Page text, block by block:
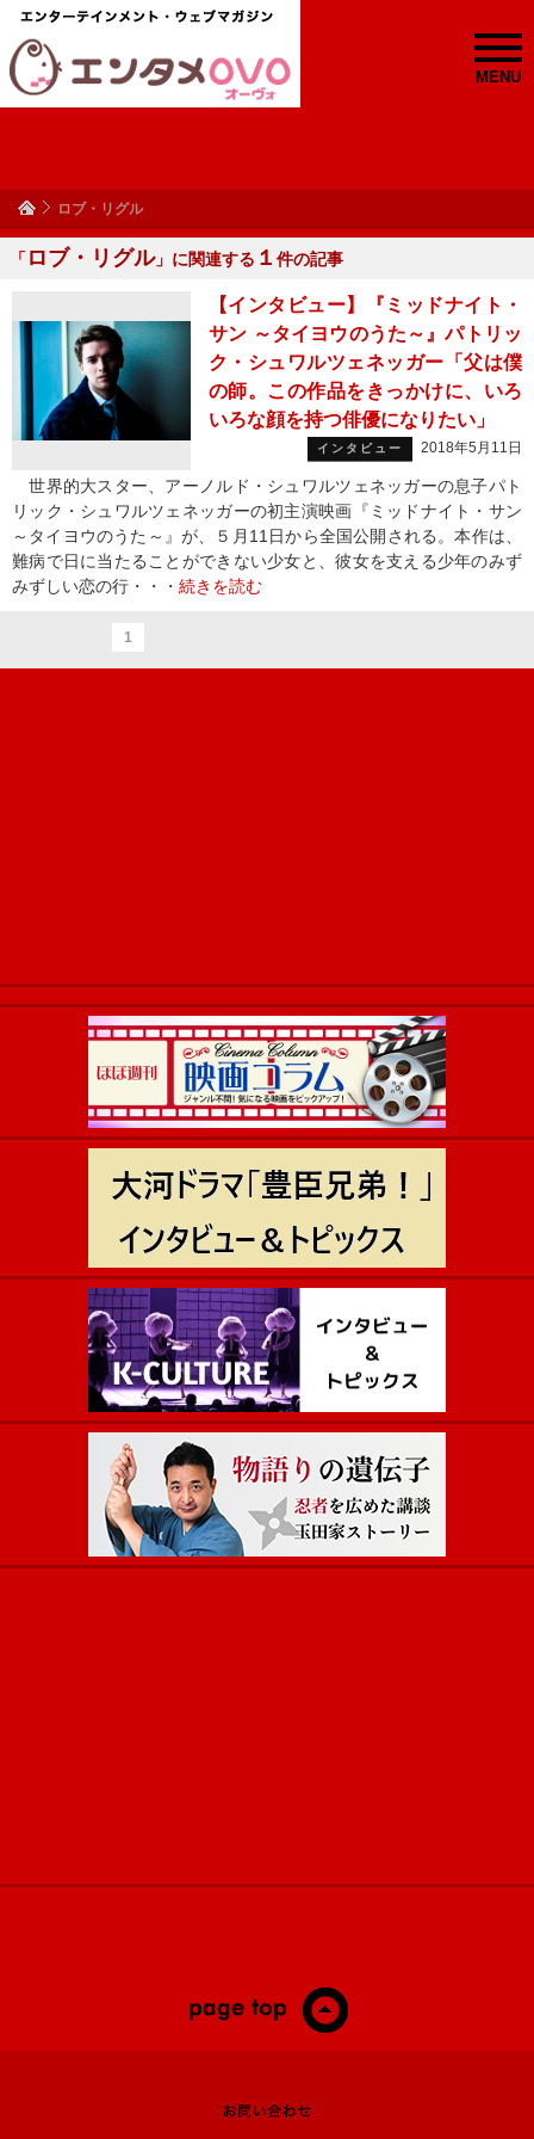
MENU
ロブ・リグル
「 ロブ・リグル」に関連する １ 件の記事
【インタビュー】『ミッドナイト・
サン ～タイヨウのうた～』パトリッ
ク・シュワルツェネッガー「父は僕
の師。この作品をきっかけに、いろ
いろな顔を持つ俳優になりたい」
インタビュー 2018年5月11日
世界的大スター、アーノルド・シュワルツェネッガーの息子パト
リック・シュワルツェネッガーの初主演映画『ミッドナイト・サン
～タイヨウのうた～』が、５月11日から全国公開される。本作は、
難病で日に当たることができない少女と、彼女を支える少年のみず
みずしい恋の行・・・ 続きを読む
1